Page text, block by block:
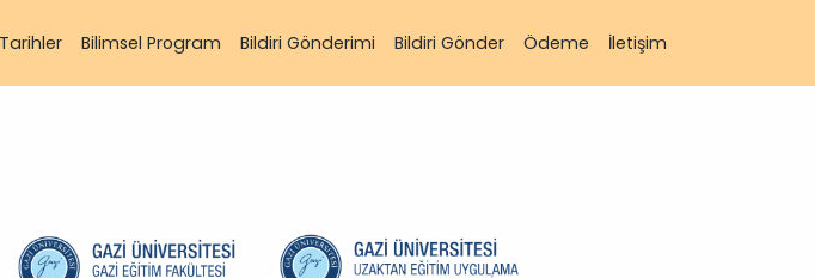
Bilimsel Program Bildiri Gönderimi Bildiri Gönder Ödeme İletişim